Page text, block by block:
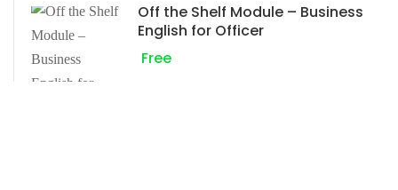
Off the Shelf Module – Business
English for Officer
Free